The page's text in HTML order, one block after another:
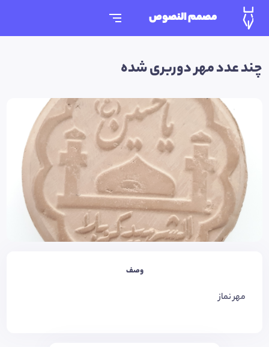
مصمم النصوص
چند عدد مهر دوربری شده
وصف
مهر نماز